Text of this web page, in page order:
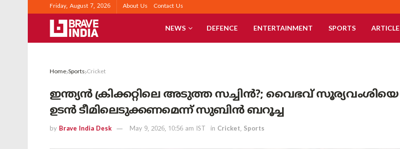
Friday, August 7, 2026 About Us Contact Us
NEWS DEFENCE ENTERTAINMENT SPORTS ARTICLE
Home Sports Cricket
ഇന്ത്യൻ ക്രിക്കറ്റിലെ അടുത്ത സച്ചിൻ?; വൈഭവ് സൂര്യവംശിയെ
ഉടൻ ടീമിലെടുക്കണമെന്ന് സുബിൻ ബറൂച്ച
by Brave India Desk May 9, 2026, 10:56 am IST in Cricket, Sports